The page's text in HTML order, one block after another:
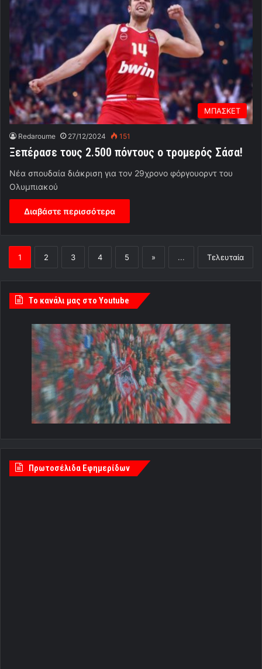
ΜΠΑΣΚΕΤ
Redaroume 27/12/2024 151
Ξεπέρασε τους 2.500 πόντους ο τρομερός Σάσα!
Νέα σπουδαία διάκριση για τον 29χρονο φόργουορντ του
Ολυμπιακού
Διαβάστε περισσότερα
1 2 3 4 5 » ... Τελευταία
Tο κανάλι μας στο Youtube
Πρωτοσέλιδα Εφημερίδων